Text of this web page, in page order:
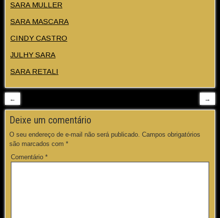
SARA MULLER
SARA MASCARA
CINDY CASTRO
JULHY SARA
SARA RETALI
← →
Deixe um comentário
O seu endereço de e-mail não será publicado. Campos obrigatórios
são marcados com *
Comentário *